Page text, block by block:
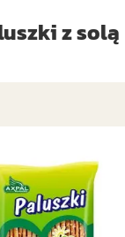
z solą